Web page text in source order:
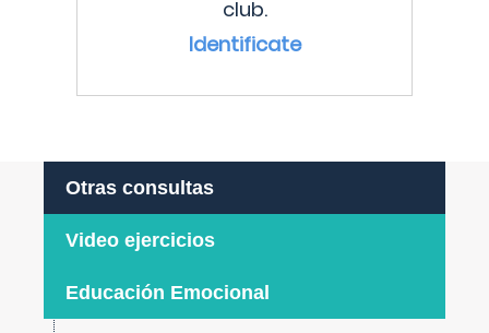
club.
Identificate
Otras consultas
Video ejercicios
Educación Emocional